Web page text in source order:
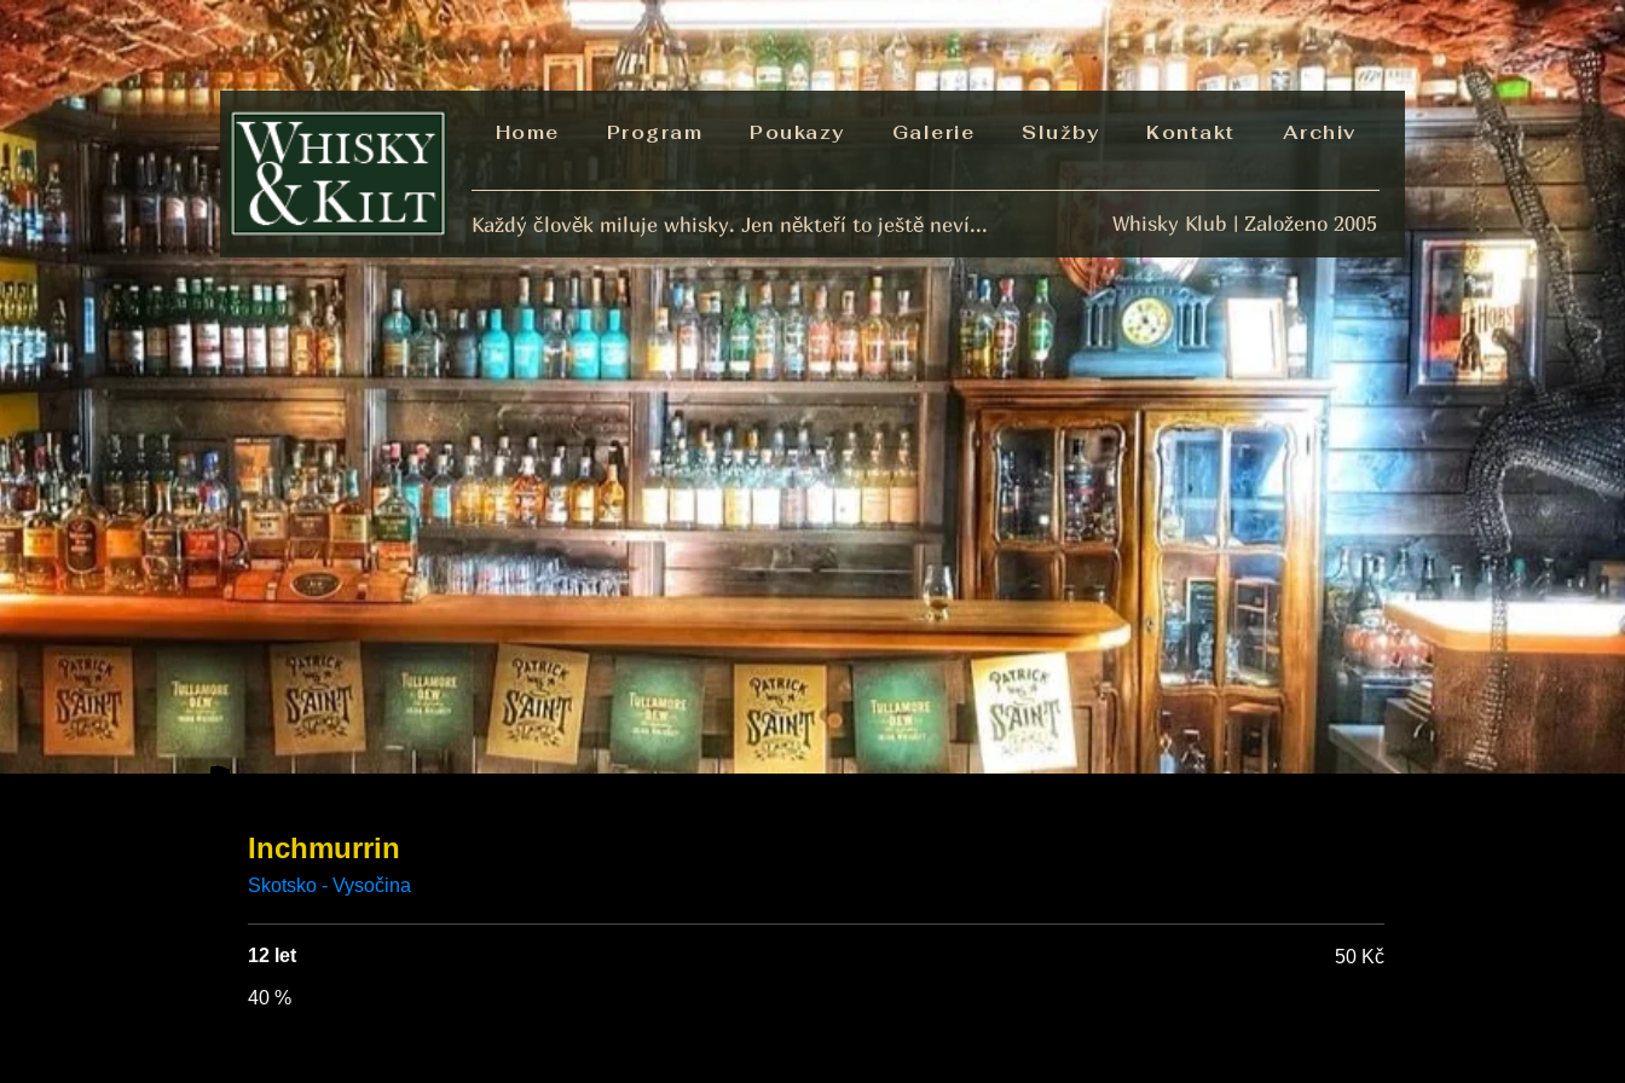
Home Program Poukazy Galerie Služby Kontakt Archiv
Každý člověk miluje whisky. Jen někteří to ještě neví... Whisky Klub | Založeno 2005
Inchmurrin
12 let
40 %
50 Kč